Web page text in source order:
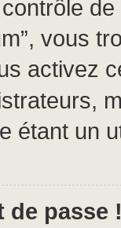
vous
activez
étant un
de passe